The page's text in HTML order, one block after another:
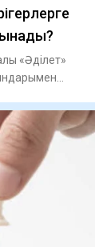
«Әділет»